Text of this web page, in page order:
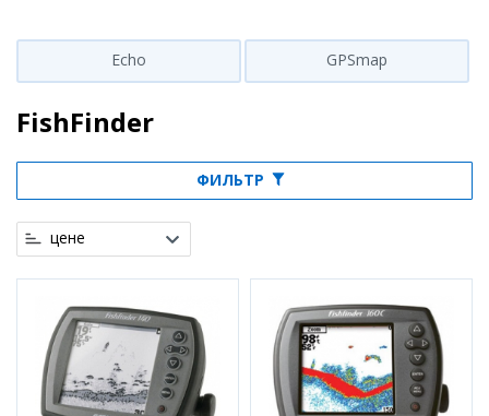
Echo GPSmap
FishFinder
ФИЛЬТР
цене